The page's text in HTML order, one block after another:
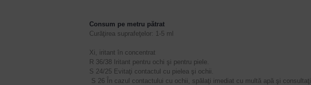
Consum pe metru pătrat
Curăţirea suprafeţelor: 1-5 ml
Xi, iritant în concentrat
R 36/38 Iritant pentru ochi şi pentru piele.
S 24/25 Evitaţi contactul cu pielea şi ochii.
S 26 În cazul contactului cu ochii, spălaţi imediat cu multă apă şi consultaţi